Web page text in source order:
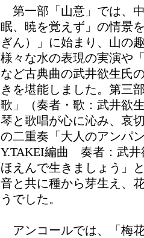
第一部「山意」では、
眠、暁を覚えず」の情景
ぎん）」に始まり、山の
様々な水の表現の実演や
など古典曲の武井欲生氏
きを堪能しました。第三
歌」（奏者・歌：武井欲
琴と歌唱が心に沁み、哀
の二重奏「大人のアンパ
Y.TAKEI編曲 奏者：武井
ほえんで生きましょう」
音と共に種から芽生え、
うでした。
アンコールでは、「梅